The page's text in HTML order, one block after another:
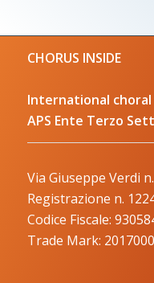
CHORUS INSIDE
International
APS Ente Terzo
Via Giuseppe Verdi
Registrazione n.
Codice Fiscale:
Trade Mark: